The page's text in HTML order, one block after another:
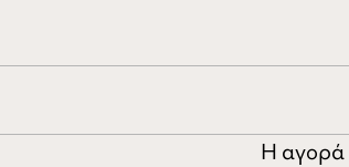
Η αγορά